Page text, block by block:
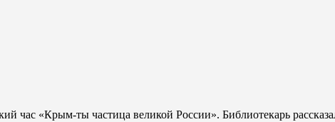
час «Крым-ты частица великой России». Библиотекарь